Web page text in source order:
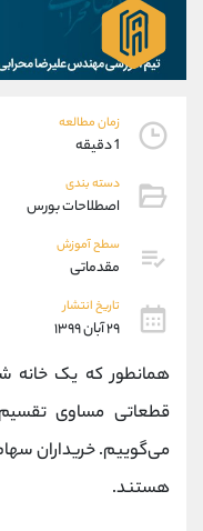
زمان مطالعه
1 دقیقه
دسته بندی
اصطلاحات بورس
سطح آموزش
مقدماتی
تاریخ انتشار
۲۹ آبان ۱۳۹۹
همانطور که یک خانه
قطعاتی مساوی
می‌گوییم. خریداران
هستند.
واتساپ
تلگرام
پشتیبان فروش
موبایل
واتساپ
داخلی
اطلاعات تماس (دفتر فروش)
تلفن
بدون پیش شماره
اینستاگرام